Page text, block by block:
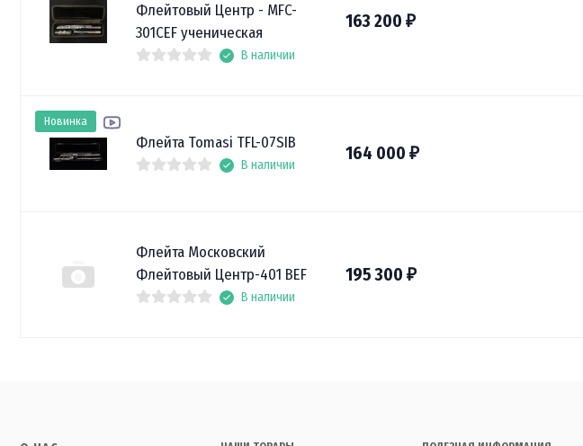
Флейтовый Центр - MFC-
301CEF ученическая
В наличии
163 200 ₽
Флейта Tomasi TFL-07SIB
В наличии
164 000 ₽
Новинка
Флейта Московский
Флейтовый Центр-401 BEF
В наличии
195 300 ₽